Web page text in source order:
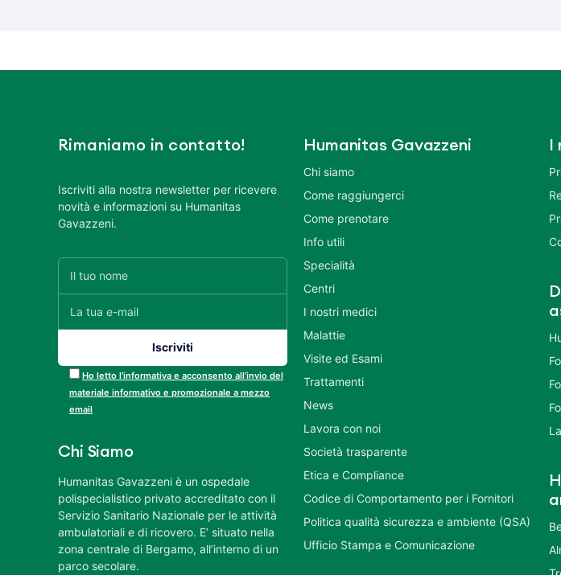
Rimaniamo in contatto!
Iscriviti alla nostra newsletter per ricevere
novità e informazioni su Humanitas
Gavazzeni.
Ho letto l’informativa e acconsento all’invio del
materiale informativo e promozionale a mezzo
email
Chi Siamo
Humanitas Gavazzeni è un ospedale
polispecialistico privato accreditato con il
Servizio Sanitario Nazionale per le attività
ambulatoriali e di ricovero. E’ situato nella
zona centrale di Bergamo, all’interno di un
parco secolare.
Humanitas Gavazzeni
Chi siamo
Come raggiungerci
Come prenotare
Info utili
Specialità
Centri
I nostri medici
Malattie
Visite ed Esami
Trattamenti
News
Lavora con noi
Società trasparente
Etica e Compliance
Codice di Comportamento per i Fornitori
Politica qualità sicurezza e ambiente (QSA)
Ufficio Stampa e Comunicazione